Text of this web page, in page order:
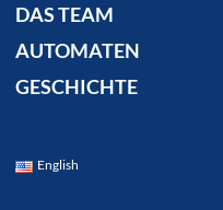
DAS TEAM
AUTOMATEN
GESCHICHTE
English